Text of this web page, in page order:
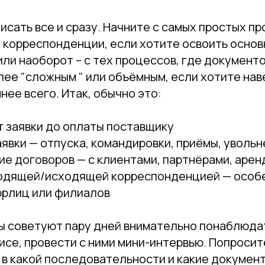
все и сразу. Начните с самых простых
корреспонденции, если хотите освоить
наоборот – с тех процессов, где
"сложным " или объёмным, если хотите
всего. Итак, обычно это:
заявки до оплаты поставщику
— отпуска, командировки, приёмы,
договоров — с клиентами, партнёрами,
исходящей корреспонденцией —
или филиалов
советуют пару дней внимательно
провести с ними мини-интервью.
какой последовательности и какие